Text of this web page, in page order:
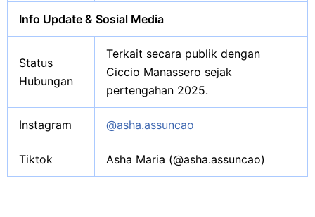
Info Update & Sosial Media
Status
Hubungan
Terkait secara publik dengan
Ciccio Manassero sejak
pertengahan 2025.
Instagram @asha.assuncao
Tiktok Asha Maria (@asha.assuncao)